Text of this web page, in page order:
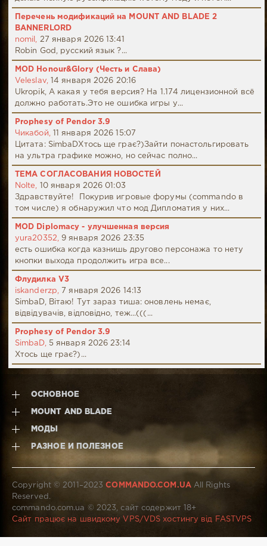
Перечень модификаций на MOUNT AND BLADE 2
BANNERLORD
nomil,
27 января 2026 13:41
Robin God, русский язык ?...
MOD Honour&Glory (Честь и Слава)
Veleslav,
14 января 2026 20:16
Ukropik, А какая у тебя версия? На 1.174 лицензионной всё
должно работать.Это не ошибка игры у...
Prophesy of Pendor 3.9
Чикабой,
11 января 2026 15:07
Цитата: SimbaDХтось ще грає?)Зайти понастольгировать
на ультра графике можно, но сейчас полно...
ТЕМА СОГЛАСОВАНИЯ НОВОСТЕЙ
Nolte,
10 января 2026 01:03
Здравствуйте! Покурив игровые форумы (commando в
том числе) я обнаружил что мод Дипломатия у них...
MOD Diplomacy - улучшенная версия
yura20352,
9 января 2026 23:35
есть ошибка когда казнишь другово персонажа то нету
кнопки выхода продолжить игра все...
Флудилка V3
iskanderzp,
7 января 2026 14:13
SimbaD, Вітаю! Тут зараз тиша: оновлень немає,
відвідувачів, відповідно, теж...(((...
Prophesy of Pendor 3.9
SimbaD,
5 января 2026 23:14
Хтось ще грає?)...
ОСНОВНОЕ
MOUNT AND BLADE
МОДЫ
РАЗНОЕ И ПОЛЕЗНОЕ
Copyright © 2011–2023COMMANDO.COM.UAAll Rights
Reserved.
commando.com.ua © 2023, сайт содержит 18+
Сайт працює на швидкому VPS/VDS хостингу від FASTVPS